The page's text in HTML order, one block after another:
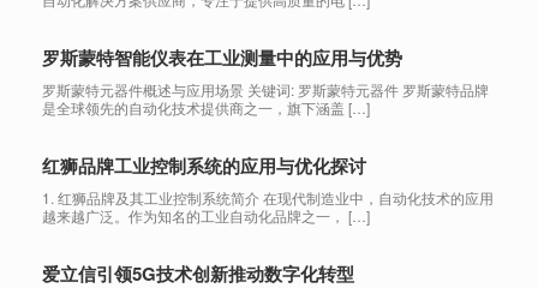
罗斯蒙特智能仪表在工业测量中的应用与优势
罗斯蒙特元器件概述与应用场景 关键词: 罗斯蒙特元器件 罗斯蒙特品牌
是全球领先的自动化技术提供商之一，旗下涵盖 […]
红狮品牌工业控制系统的应用与优化探讨
1. 红狮品牌及其工业控制系统简介 在现代制造业中，自动化技术的应用
越来越广泛。作为知名的工业自动化品牌之一， […]
爱立信引领5G技术创新推动数字化转型